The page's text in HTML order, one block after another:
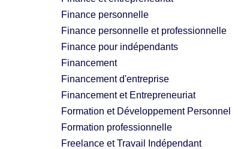
Finance personnelle
Finance personnelle et professionnelle
Finance pour indépendants
Financement
Financement d'entreprise
Financement et Entrepreneuriat
Formation et Développement Personnel
Formation professionnelle
Freelance et Travail Indépendant